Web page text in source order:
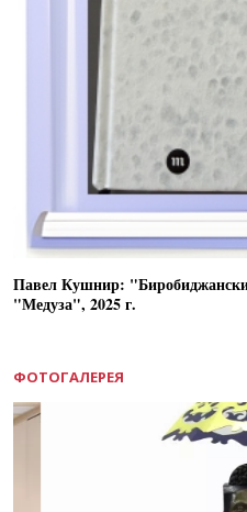
Павел Кушнир:
"Медуза", 2025 г.
ФОТОГАЛЕРЕЯ